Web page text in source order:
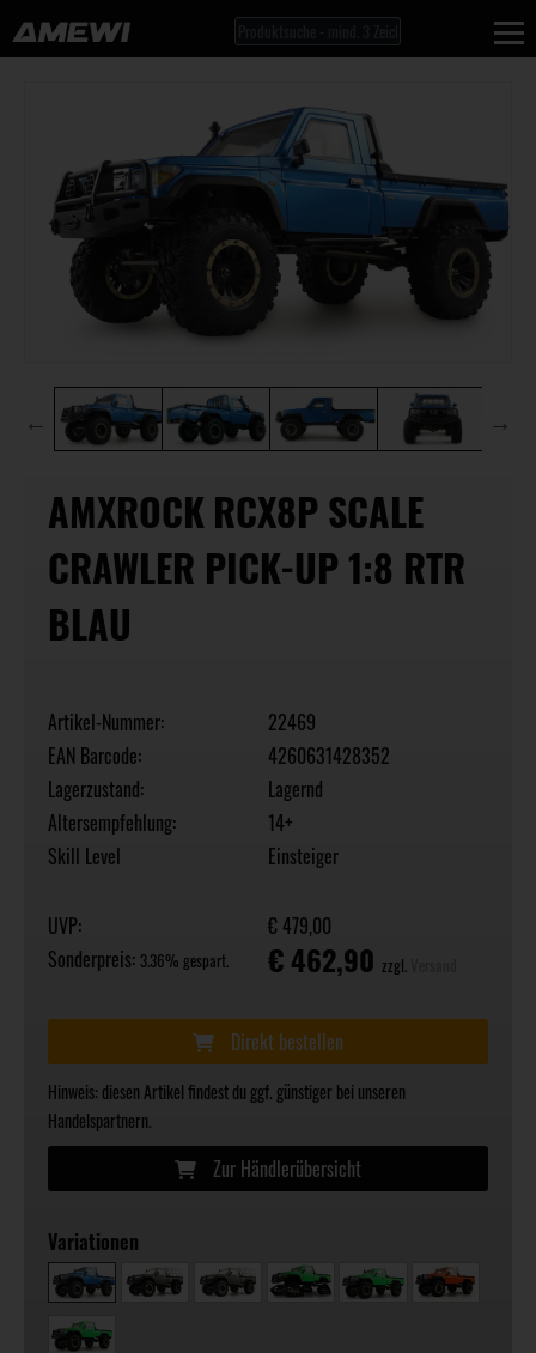
AMXROCK RCX8P SCALE
CRAWLER PICK-UP 1:8 RTR
BLAU
Artikel-Nummer:
22469
EAN Barcode:
4260631428352
Lagerzustand:
Lagernd
Altersempfehlung:
14+
Skill Level
Einsteiger
UVP:
€ 479,00
Sonderpreis: 3.36% gespart. € 462,90 zzgl.
Direkt bestellen
Hinweis: diesen Artikel findest du ggf. günstiger bei unseren
Handelspartnern.
Zur Händlerübersicht
Variationen